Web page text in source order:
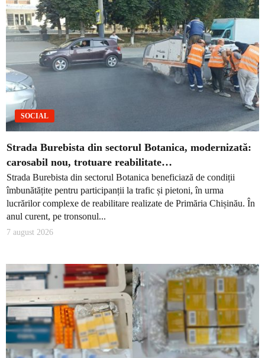
SOCIAL
Strada Burebista din sectorul Botanica, modernizată:
carosabil nou, trotuare reabilitate…
Strada Burebista din sectorul Botanica beneficiază de condiții
îmbunătățite pentru participanții la trafic și pietoni, în urma
lucrărilor complexe de reabilitare realizate de Primăria Chișinău. În
anul curent, pe tronsonul...
7 august 2026